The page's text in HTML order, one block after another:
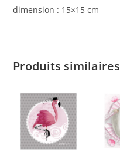
dimension : 15×15 cm
Produits similaires